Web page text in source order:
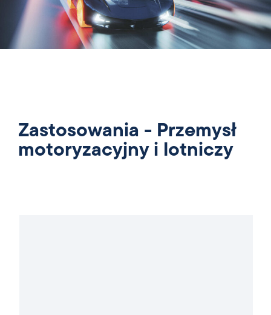
Zastosowania - Przemysł
motoryzacyjny i lotniczy